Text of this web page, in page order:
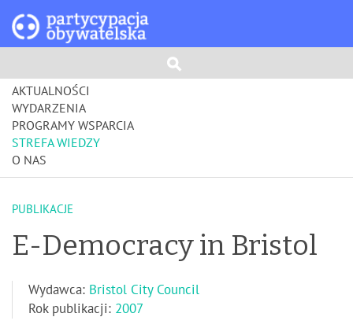
AKTUALNOŚCI
WYDARZENIA
PROGRAMY WSPARCIA
STREFA WIEDZY
O NAS
PUBLIKACJE
E-Democracy in Bristol
Wydawca: Bristol City Council
Rok publikacji: 2007